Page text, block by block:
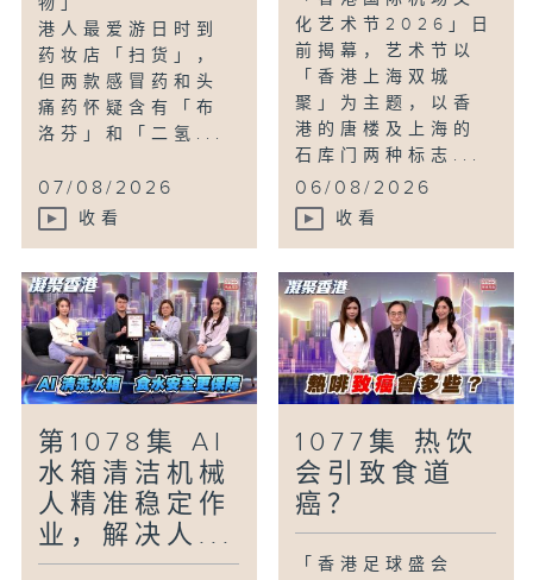
港人最爱游日时到
药妆店「扫货」，
但两款感冒药和头
痛药怀疑含有「布
洛芬」和「二氢...
07/08/2026
收看
化艺术节2026」日
前揭幕，艺术节以
「香港上海双城
聚」为主题，以香
港的唐楼及上海的
石库门两种标志...
06/08/2026
收看
第1078集 AI
水箱清洁机械
人精准稳定作
业，解决人...
1077集 热饮
会引致食道
癌？
「香港足球盛会